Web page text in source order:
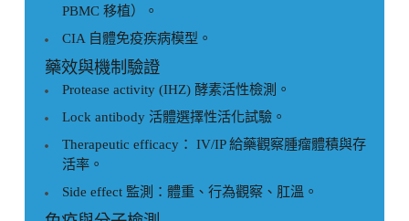
PBMC 移植）。
CIA 自體免疫疾病模型。
藥效與機制驗證
Protease activity (IHZ) 酵素活性檢測。
Lock antibody 活體選擇性活化試驗。
Therapeutic efficacy： IV/IP 給藥觀察腫瘤體積與存
活率。
Side effect 監測：體重、行為觀察、肛溫。